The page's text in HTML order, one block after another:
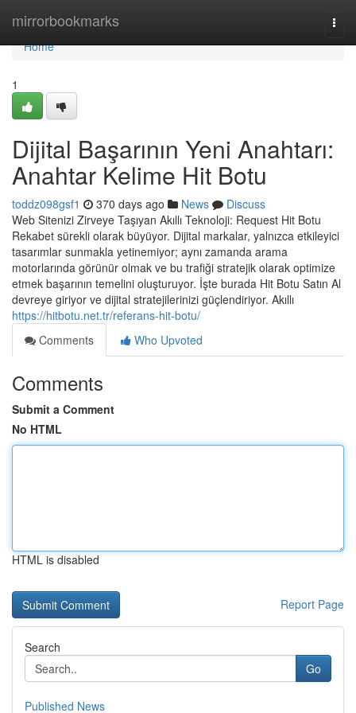
mirrorbookmarks
Home
Home
1
Dijital Başarının Yeni Anahtarı:
Anahtar Kelime Hit Botu
toddz098gsf1 370 days ago News
Discuss
Web Sitenizi Zirveye Taşıyan Akıllı Teknoloji: Request Hit Botu
Rekabet sürekli olarak büyüyor. Dijital markalar, yalnızca etkileyici
tasarımlar sunmakla yetinemiyor; aynı zamanda arama
motorlarında görünür olmak ve bu trafiği stratejik olarak optimize
etmek başarının temelini oluşturuyor. İşte burada Hit Botu Satın Al
devreye giriyor ve dijital stratejilerinizi güçlendiriyor. Akıllı
https://hitbotu.net.tr/referans-hit-botu/
Comments
Who Upvoted
Comments
Submit a Comment
No HTML
HTML is disabled
Report Page
Search
Go
Published News